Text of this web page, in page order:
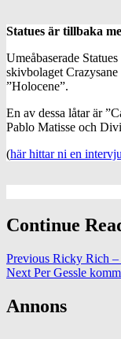
Statues är tillbaka
Umeåbaserade
skivbolaget
”Holocene”.
En av dessa låtar är
Pablo Matisse och
(här hittar ni en
Continue
Previous Ricky Rich
Next Per Gessle
Annons